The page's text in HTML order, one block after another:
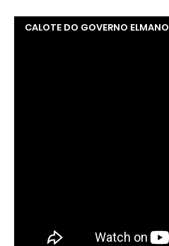
CALOTE DO GOVERNO ELMANO